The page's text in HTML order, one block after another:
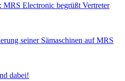
MRS Electronic begrüßt Vertreter
seiner Sämaschinen auf MRS
dabei!